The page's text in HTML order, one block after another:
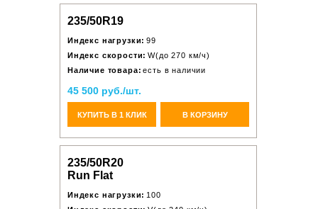
235/50R19
Индекс нагрузки: 99
Индекс скорости: W(до 270 км/ч)
Наличие товара: есть в наличии
45 500 руб./шт.
КУПИТЬ В 1 КЛИК В КОРЗИНУ
235/50R20
Run Flat
Индекс нагрузки: 100